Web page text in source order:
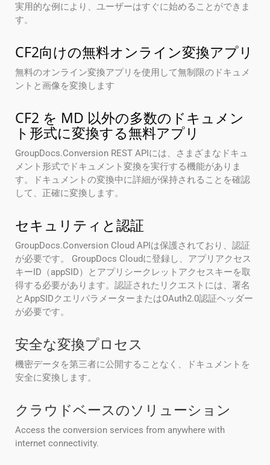
実用的な例により、ユーザーはすぐに始めることができま
す。
CF2向けの無料オンライン変換アプリ
無料のオンライン変換アプリを使用して無制限のドキュメ
ントと画像を変換します
CF2 を MD 以外の多数のドキュメン
ト形式に変換する無料アプリ
GroupDocs.Conversion REST APIには、さまざまなドキュ
メント形式でドキュメント変換を実行する機能がありま
す。ドキュメントの変換中に詳細が保持されることを確認
して、正確に変換します。
セキュリティと認証
GroupDocs.Conversion Cloud APIは保護されており、認証
が必要です。 GroupDocs Cloudに登録し、アプリアクセス
キーID（appSID）とアプリシークレットアクセスキーを取
得する必要があります。認証されたリクエストには、署名
とAppSIDクエリパラメーターまたはOAuth2.0認証ヘッダー
が必要です。
安全な変換プロセス
機密データを第三者に公開することなく、ドキュメントを
安全に変換します。
クラウドベースのソリューション
Access the conversion services from anywhere with
internet connectivity.